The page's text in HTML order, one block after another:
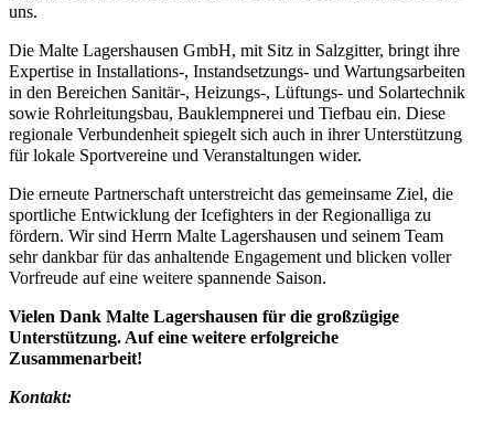
uns.
Die Malte Lagershausen GmbH, mit Sitz in Salzgitter, bringt ihre
Expertise in Installations-, Instandsetzungs- und Wartungsarbeiten
in den Bereichen Sanitär-, Heizungs-, Lüftungs- und Solartechnik
sowie Rohrleitungsbau, Bauklempnerei und Tiefbau ein. Diese
regionale Verbundenheit spiegelt sich auch in ihrer Unterstützung
für lokale Sportvereine und Veranstaltungen wider.
Die erneute Partnerschaft unterstreicht das gemeinsame Ziel, die
sportliche Entwicklung der Icefighters in der Regionalliga zu
fördern. Wir sind Herrn Malte Lagershausen und seinem Team
sehr dankbar für das anhaltende Engagement und blicken voller
Vorfreude auf eine weitere spannende Saison.
Vielen Dank Malte Lagershausen für die großzügige
Unterstützung. Auf eine weitere erfolgreiche
Zusammenarbeit!
Kontakt: